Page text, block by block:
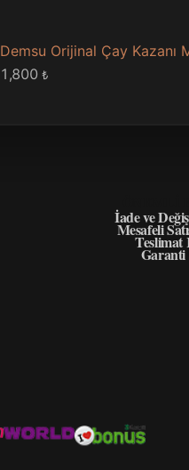
Demsu Orijinal Çay Kazanı
1,800₺
İade ve
Mesafeli
Teslimat
Garanti